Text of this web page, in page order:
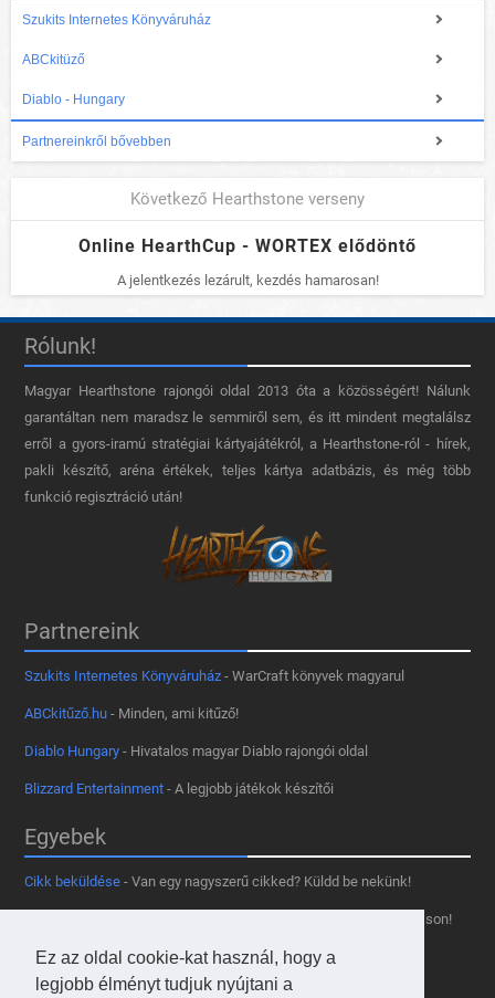
Ez az oldal cookie-kat használ, hogy a
legjobb élményt tudjuk nyújtani a
Szukits Internetes Könyváruház
ABCkitüző
Diablo - Hungary
Partnereinkről bővebben
Következő Hearthstone verseny
Online HearthCup - WORTEX elődöntő
A jelentkezés lezárult, kezdés hamarosan!
Rólunk!
Magyar Hearthstone​ rajongói oldal 2013 óta a közösségért! Nálunk
garantáltan nem maradsz le semmiről sem, és itt mindent megtalálsz
erről a gyors-iramú stratégiai kártyajátékról, a Hearthstone-ról - hírek,
pakli készítő, aréna értékek, teljes kártya adatbázis, és még több
funkció regisztráció után!
Partnereink
Szukits Internetes Könyváruház - WarCraft könyvek magyarul
ABCkitűző.hu - Minden, ami kitűző!
Diablo Hungary - Hivatalos magyar Diablo rajongói oldal
Blizzard Entertainment - A legjobb játékok készítői
Egyebek
Cikk beküldése - Van egy nagyszerű cikked? Küldd be nekünk!
- Tetszik az oldal? Segíts, hogy fennmaradhasson!
Kapcsolat, médiaajánlat- Lépj velünk kapcsolatba!
Használd a tooltipünket- A saját oldaladon is!